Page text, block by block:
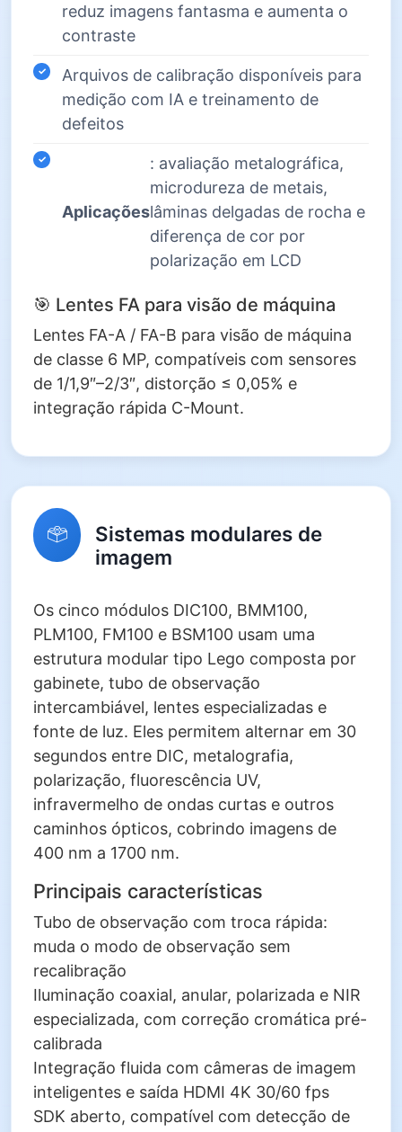
reduz imagens fantasma e aumenta o
contraste
Arquivos de calibração disponíveis para
medição com IA e treinamento de
defeitos
Aplicações
: avaliação metalográfica,
microdureza de metais,
lâminas delgadas de rocha e
diferença de cor por
polarização em LCD
🎯 Lentes FA para visão de máquina
Lentes FA-A / FA-B para visão de máquina
de classe 6 MP, compatíveis com sensores
de 1/1,9″–2/3″, distorção ≤ 0,05% e
integração rápida C-Mount.
Sistemas modulares de
imagem
Os cinco módulos DIC100, BMM100,
PLM100, FM100 e BSM100 usam uma
estrutura modular tipo Lego composta por
gabinete, tubo de observação
intercambiável, lentes especializadas e
fonte de luz. Eles permitem alternar em 30
segundos entre DIC, metalografia,
polarização, fluorescência UV,
infravermelho de ondas curtas e outros
caminhos ópticos, cobrindo imagens de
400 nm a 1700 nm.
Principais características
Tubo de observação com troca rápida:
muda o modo de observação sem
recalibração
Iluminação coaxial, anular, polarizada e NIR
especializada, com correção cromática pré-
calibrada
Integração fluida com câmeras de imagem
inteligentes e saída HDMI 4K 30/60 fps
SDK aberto, compatível com detecção de